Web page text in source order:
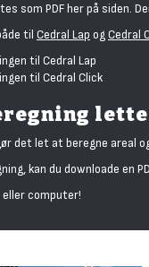
som PDF her på siden.
til Cedral Lap ogCedral
til Cedral Lap
til Cedral Click
det let at beregne areal
kan du downloade en
eller computer!